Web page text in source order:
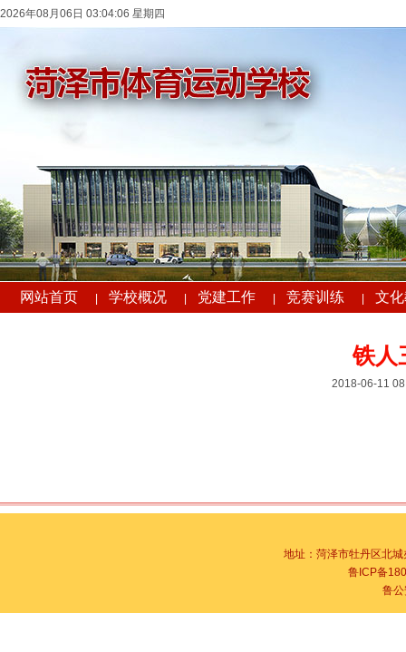
2026年08月06日 03:04:06 星期四
网站首页 学校概况 党建工作 竞赛训练 文
铁人
2018-06-11
地址：菏泽市牡丹区北
鲁ICP备
鲁